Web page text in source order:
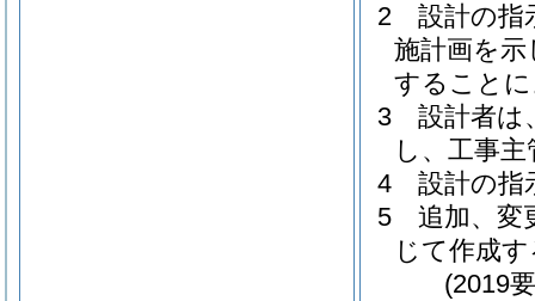
2
設計の指
施計画を示
すること
3
設計者は
し、工事
4
設計の指
5
追加、変
じて作成
(2019